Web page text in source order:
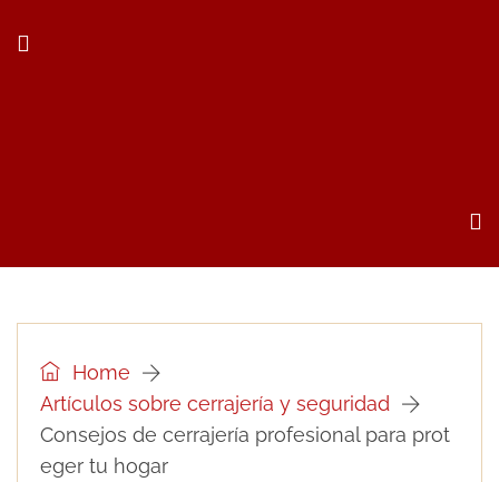
Home
Artículos sobre cerrajería y seguridad
Consejos de cerrajería profesional para prot
eger tu hogar